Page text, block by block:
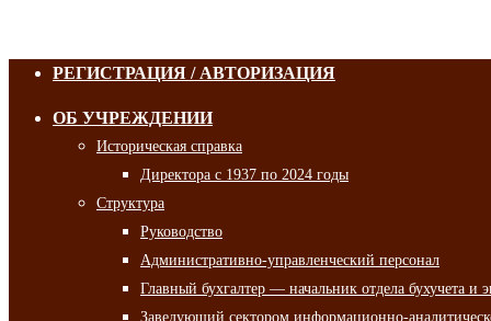
РЕГИСТРАЦИЯ / АВТОРИЗАЦИЯ
ОБ УЧРЕЖДЕНИИ
Историческая справка
Директора с 1937 по 2024 годы
Структура
Руководство
Административно-управленческий персонал
Главный бухгалтер — начальник отдела бухучета и
Заведующий сектором информационно-